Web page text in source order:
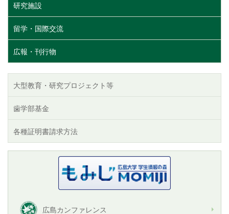
研究施設
留学・国際交流
広報・刊行物
大型教育・研究プロジェクト等
歯学部基金
各種証明書請求方法
広島カンファレンス